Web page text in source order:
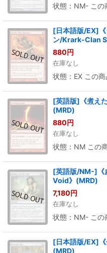
状態：NM- この
[日本語版/EX]
ン/Krark-Clan
880円
在庫なし
状態：EX この商
[英語版]《煮え
(MRD)
880円
在庫なし
状態：NM この
[英語版/NM-]《
Void》(MRD)
7,180円
在庫なし
状態：NM- この
[日本語版/EX]
(MRD)